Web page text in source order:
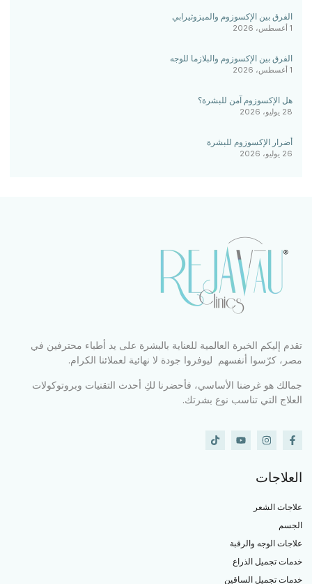
الفرق بين الإكسوزوم والميزوثيرابي
1 أغسطس، 2026
الفرق بين الإكسوزوم والبلازما للوجه
1 أغسطس، 2026
هل الإكسوزوم آمن للبشرة؟
28 يوليو، 2026
أضرار الإكسوزوم للبشرة
26 يوليو، 2026
تقدم إليكم الخبرة العالمية للعناية بالبشرة على يد أطباء محترفين في
مصر، كرّسوا أنفسهم ليوفروا جودة لا نهائية لعملائنا الكرام.
جمالك هو غرضنا الأساسي، فأحضرنا لكِ أحدث التقنيات وبروتوكولات
العلاج التي تناسب نوع بشرتك.
العلاجات
علاجات الشعر
الجسم
علاجات الوجه والرقبة
خدمات تجميل الذراع
خدمات تجميل الساقين